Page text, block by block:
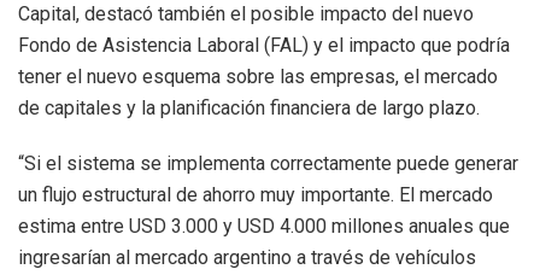
Capital, destacó también el posible impacto del nuevo
Fondo de Asistencia Laboral (FAL) y el impacto que podría
tener el nuevo esquema sobre las empresas, el mercado
de capitales y la planificación financiera de largo plazo.
“Si el sistema se implementa correctamente puede generar
un flujo estructural de ahorro muy importante. El mercado
estima entre USD 3.000 y USD 4.000 millones anuales que
ingresarían al mercado argentino a través de vehículos